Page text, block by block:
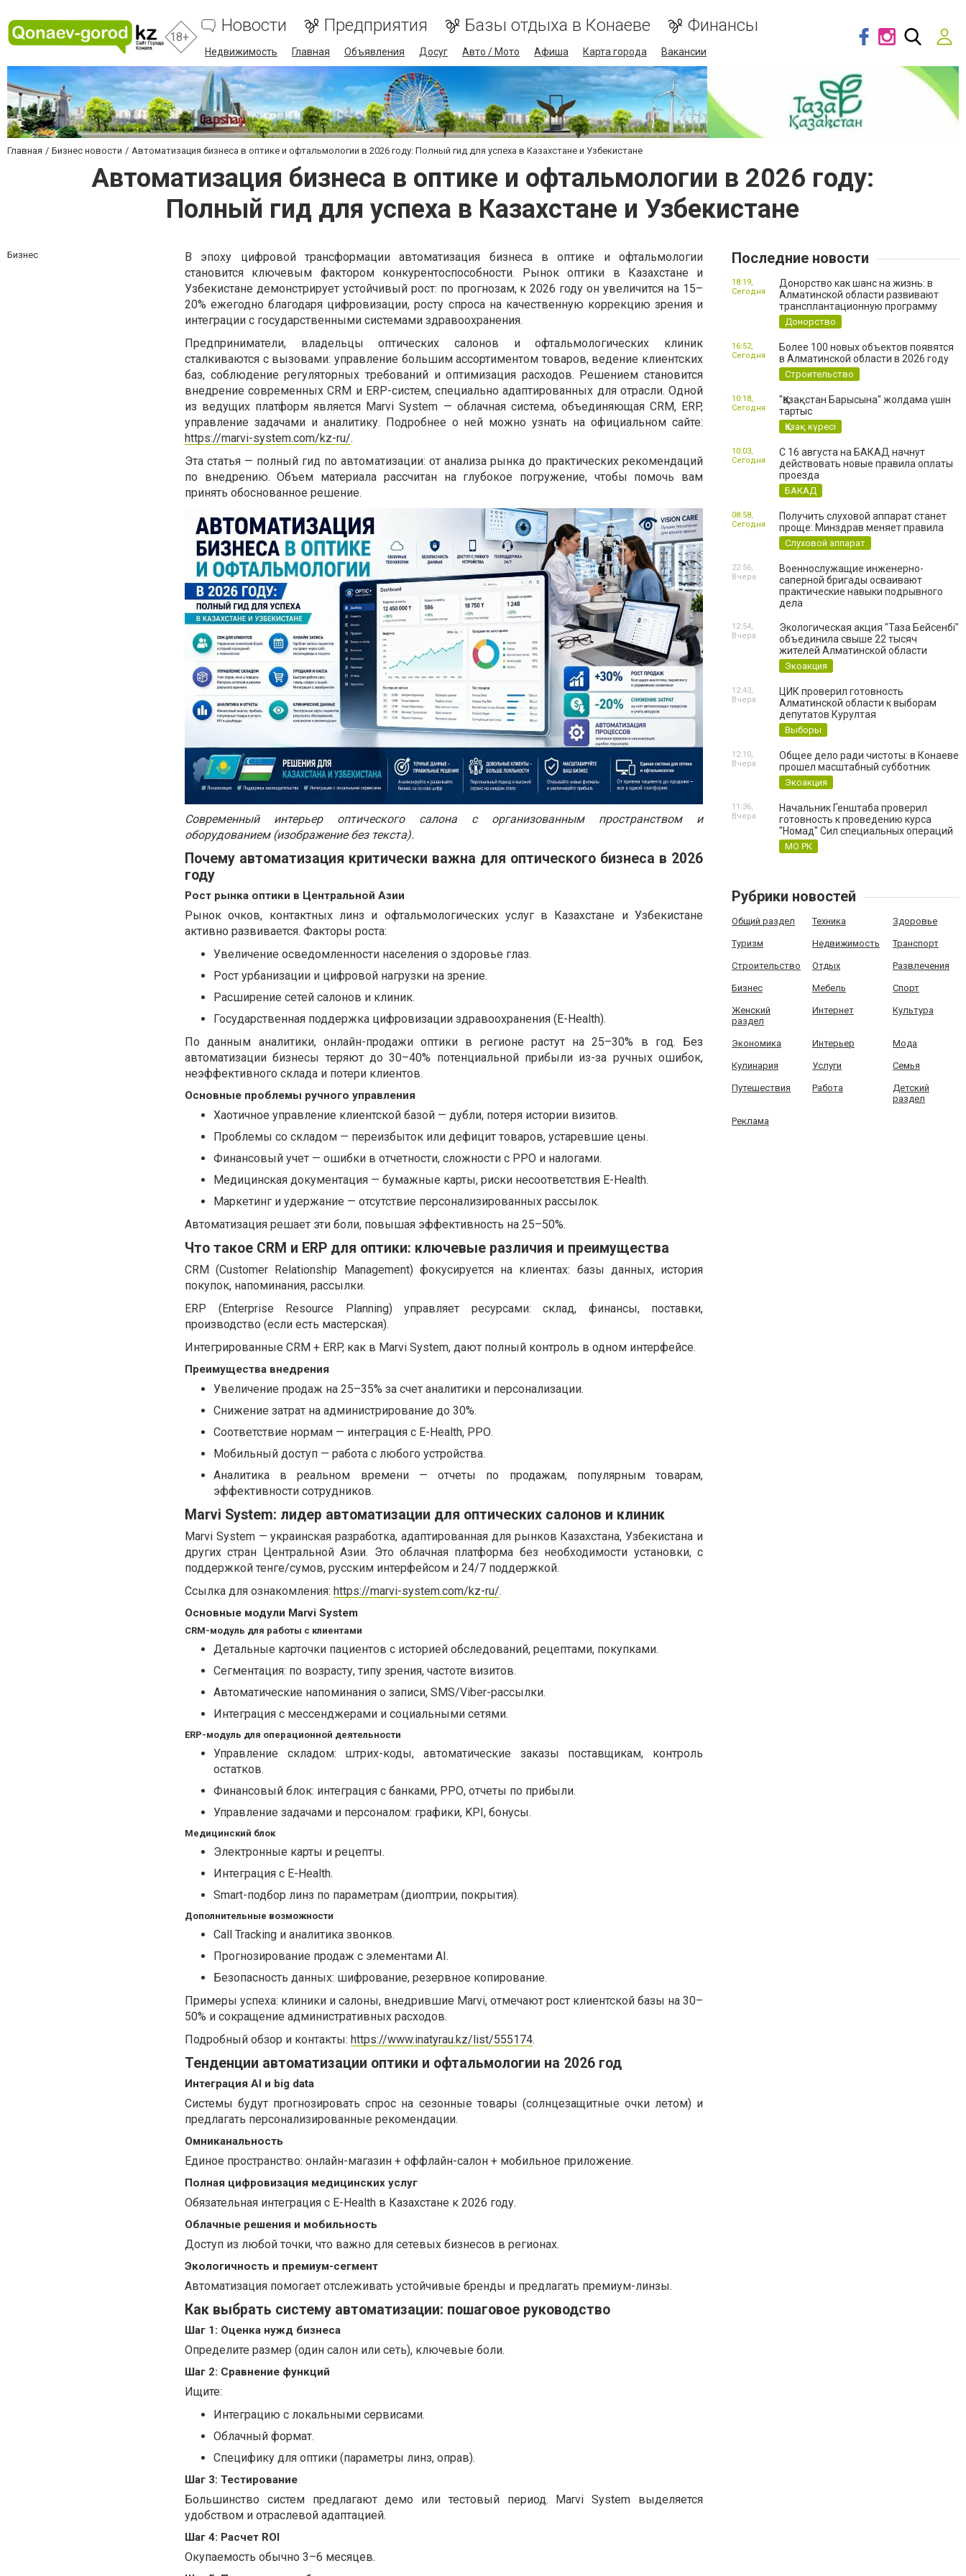
18+
Новости Предприятия Базы отдыха в Конаеве Финансы
Недвижимость Главная Объявления Досуг Авто / Мото Афиша Карта города Вакансии
Главная Бизнес новости Автоматизация бизнеса в оптике и офтальмологии в 2026 году: Полный гид для успеха в Казахстане и Узбекистане
Автоматизация бизнеса в оптике и офтальмологии в 2026 году:
Полный гид для успеха в Казахстане и Узбекистане
Бизнес
В эпоху цифровой трансформации автоматизация бизнеса в оптике и офтальмологии
становится ключевым фактором конкурентоспособности. Рынок оптики в Казахстане и
Узбекистане демонстрирует устойчивый рост: по прогнозам, к 2026 году он увеличится на 15–
20% ежегодно благодаря цифровизации, росту спроса на качественную коррекцию зрения и
интеграции с государственными системами здравоохранения.
Предприниматели, владельцы оптических салонов и офтальмологических клиник
сталкиваются с вызовами: управление большим ассортиментом товаров, ведение клиентских
баз, соблюдение регуляторных требований и оптимизация расходов. Решением становится
внедрение современных CRM и ERP-систем, специально адаптированных для отрасли. Одной
из ведущих платформ является Marvi System — облачная система, объединяющая CRM, ERP,
управление задачами и аналитику. Подробнее о ней можно узнать на официальном сайте:
https://marvi-system.com/kz-ru/.
Эта статья — полный гид по автоматизации: от анализа рынка до практических рекомендаций
по внедрению. Объем материала рассчитан на глубокое погружение, чтобы помочь вам
принять обоснованное решение.
Современный интерьер оптического салона с организованным пространством и
оборудованием (изображение без текста).
Почему автоматизация критически важна для оптического бизнеса в 2026
году
Рост рынка оптики в Центральной Азии
Рынок очков, контактных линз и офтальмологических услуг в Казахстане и Узбекистане
активно развивается. Факторы роста:
Увеличение осведомленности населения о здоровье глаз.
Рост урбанизации и цифровой нагрузки на зрение.
Расширение сетей салонов и клиник.
Государственная поддержка цифровизации здравоохранения (E-Health).
По данным аналитики, онлайн-продажи оптики в регионе растут на 25–30% в год. Без
автоматизации бизнесы теряют до 30–40% потенциальной прибыли из-за ручных ошибок,
неэффективного склада и потери клиентов.
Основные проблемы ручного управления
Хаотичное управление клиентской базой — дубли, потеря истории визитов.
Проблемы со складом — переизбыток или дефицит товаров, устаревшие цены.
Финансовый учет — ошибки в отчетности, сложности с РРО и налогами.
Медицинская документация — бумажные карты, риски несоответствия E-Health.
Маркетинг и удержание — отсутствие персонализированных рассылок.
Автоматизация решает эти боли, повышая эффективность на 25–50%.
Что такое CRM и ERP для оптики: ключевые различия и преимущества
CRM (Customer Relationship Management) фокусируется на клиентах: базы данных, история
покупок, напоминания, рассылки.
ERP (Enterprise Resource Planning) управляет ресурсами: склад, финансы, поставки,
производство (если есть мастерская).
Интегрированные CRM + ERP, как в Marvi System, дают полный контроль в одном интерфейсе.
Преимущества внедрения
Увеличение продаж на 25–35% за счет аналитики и персонализации.
Снижение затрат на администрирование до 30%.
Соответствие нормам — интеграция с E-Health, РРО.
Мобильный доступ — работа с любого устройства.
Аналитика в реальном времени — отчеты по продажам, популярным товарам,
эффективности сотрудников.
Marvi System: лидер автоматизации для оптических салонов и клиник
Marvi System — украинская разработка, адаптированная для рынков Казахстана, Узбекистана и
других стран Центральной Азии. Это облачная платформа без необходимости установки, с
поддержкой тенге/сумов, русским интерфейсом и 24/7 поддержкой.
Ссылка для ознакомления: https://marvi-system.com/kz-ru/.
Основные модули Marvi System
CRM-модуль для работы с клиентами
Детальные карточки пациентов с историей обследований, рецептами, покупками.
Сегментация: по возрасту, типу зрения, частоте визитов.
Автоматические напоминания о записи, SMS/Viber-рассылки.
Интеграция с мессенджерами и социальными сетями.
ERP-модуль для операционной деятельности
Управление складом: штрих-коды, автоматические заказы поставщикам, контроль
остатков.
Финансовый блок: интеграция с банками, РРО, отчеты по прибыли.
Управление задачами и персоналом: графики, KPI, бонусы.
Медицинский блок
Электронные карты и рецепты.
Интеграция с E-Health.
Smart-подбор линз по параметрам (диоптрии, покрытия).
Дополнительные возможности
Call Tracking и аналитика звонков.
Прогнозирование продаж с элементами AI.
Безопасность данных: шифрование, резервное копирование.
Примеры успеха: клиники и салоны, внедрившие Marvi, отмечают рост клиентской базы на 30–
50% и сокращение административных расходов.
Подробный обзор и контакты: https://www.inatyrau.kz/list/555174.
Тенденции автоматизации оптики и офтальмологии на 2026 год
Интеграция AI и big data
Системы будут прогнозировать спрос на сезонные товары (солнцезащитные очки летом) и
предлагать персонализированные рекомендации.
Омниканальность
Единое пространство: онлайн-магазин + оффлайн-салон + мобильное приложение.
Полная цифровизация медицинских услуг
Обязательная интеграция с E-Health в Казахстане к 2026 году.
Облачные решения и мобильность
Доступ из любой точки, что важно для сетевых бизнесов в регионах.
Экологичность и премиум-сегмент
Автоматизация помогает отслеживать устойчивые бренды и предлагать премиум-линзы.
Как выбрать систему автоматизации: пошаговое руководство
Шаг 1: Оценка нужд бизнеса
Определите размер (один салон или сеть), ключевые боли.
Шаг 2: Сравнение функций
Ищите:
Интеграцию с локальными сервисами.
Облачный формат.
Специфику для оптики (параметры линз, оправ).
Шаг 3: Тестирование
Большинство систем предлагают демо или тестовый период. Marvi System выделяется
удобством и отраслевой адаптацией.
Шаг 4: Расчет ROI
Окупаемость обычно 3–6 месяцев.
Последние новости
Донорство как шанс на жизнь: в
Алматинской области развивают
трансплантационную программу
Донорство
18:19,
Сегодня
Более 100 новых объектов появятся
в Алматинской области в 2026 году
Строительство
16:52,
Сегодня
"Қазақстан Барысына" жолдама үшін
тартыс
Қазақ күресі
10:18,
Сегодня
С 16 августа на БАКАД начнут
действовать новые правила оплаты
проезда
БАКАД
10:03,
Сегодня
Получить слуховой аппарат станет
проще: Минздрав меняет правила
Слуховой аппарат
08:58,
Сегодня
Военнослужащие инженерно-
саперной бригады осваивают
практические навыки подрывного
дела
22:56,
Вчера
Экологическая акция "Таза Бейсенбі"
объединила свыше 22 тысяч
жителей Алматинской области
Экоакция
12:54,
Вчера
ЦИК проверил готовность
Алматинской области к выборам
депутатов Курултая
Выборы
12:43,
Вчера
Общее дело ради чистоты: в Конаеве
прошел масштабный субботник
Экоакция
12:10,
Вчера
Начальник Генштаба проверил
готовность к проведению курса
"Номад" Сил специальных операций
МО РК
11:36,
Вчера
Рубрики новостей
Общий раздел Техника Здоровье
Туризм Недвижимость Транспорт
Строительство Отдых Развлечения
Бизнес Мебель Спорт
Женский
раздел
Интернет Культура
Экономика Интерьер Мода
Кулинария Услуги Семья
Путешествия Работа
Детский
раздел
Реклама